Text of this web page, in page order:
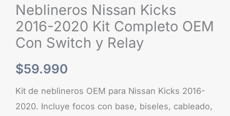
Neblineros Nissan Kicks
2016-2020 Kit Completo OEM
Con Switch y Relay
$59.990
Kit de neblineros OEM para Nissan Kicks 2016-
2020. Incluye focos con base, biseles, cableado,